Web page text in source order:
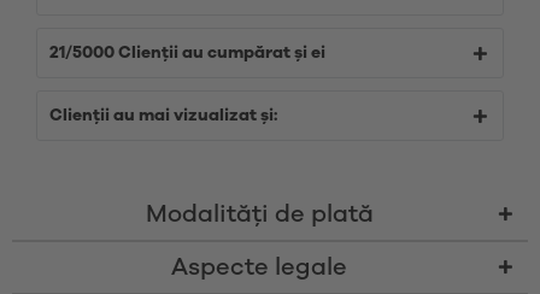
21/5000 Clienții au cumpărat și ei
Clienții au mai vizualizat și:
Modalităţi de plată
Aspecte legale